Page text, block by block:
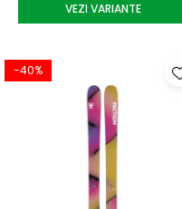
VEZI VARIANTE
-40%